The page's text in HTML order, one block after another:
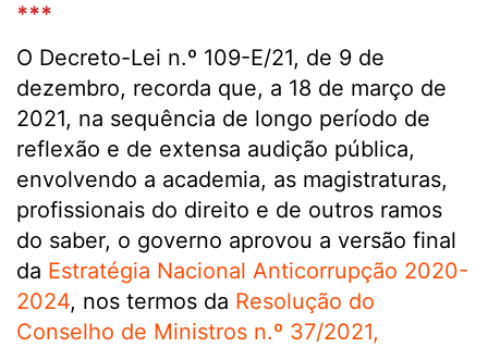
***
O Decreto-Lei n.º 109-E/21, de 9 de
dezembro, recorda que, a 18 de março de
2021, na sequência de longo período de
reflexão e de extensa audição pública,
envolvendo a academia, as magistraturas,
profissionais do direito e de outros ramos
do saber, o governo aprovou a versão final
da Estratégia Nacional Anticorrupção 2020-
2024, nos termos da Resolução do
Conselho de Ministros n.º 37/2021,